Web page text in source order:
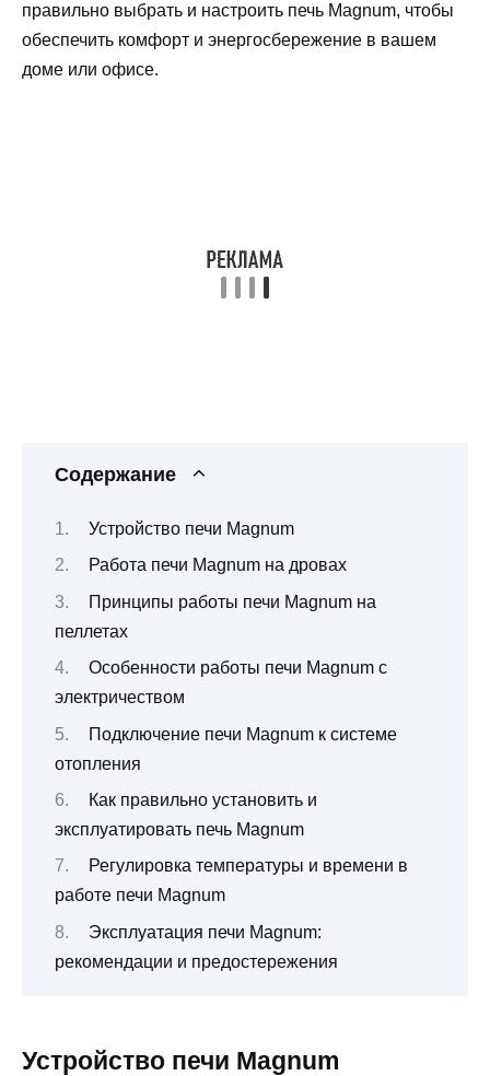
правильно выбрать и настроить печь Magnum, чтобы
обеспечить комфорт и энергосбережение в вашем
доме или офисе.
Содержание
Устройство печи Magnum
Работа печи Magnum на дровах
Принципы работы печи Magnum на
пеллетах
Особенности работы печи Magnum с
электричеством
Подключение печи Magnum к системе
отопления
Как правильно установить и
эксплуатировать печь Magnum
Регулировка температуры и времени в
работе печи Magnum
Эксплуатация печи Magnum:
рекомендации и предостережения
Устройство печи Magnum